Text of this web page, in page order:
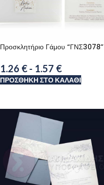
Προσκλητήριο Γάμου “ΓΝΣ3078”
1.26 € - 1.57 €
ΠΡΟΣΘΉΚΗ ΣΤΟ ΚΑΛΆΘΙ